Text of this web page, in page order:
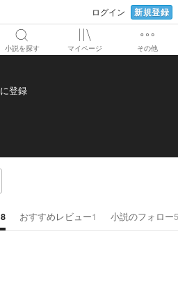
ログイン 新規登録
小説を探す マイページ その他
に登録
8 おすすめレビュー1 小説のフォロー